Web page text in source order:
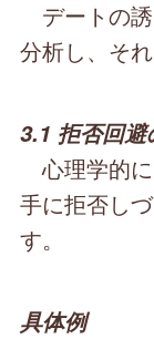
デートの
分析し、そ
3.1 拒否回
心理学的
手に拒否し
す。
具体例